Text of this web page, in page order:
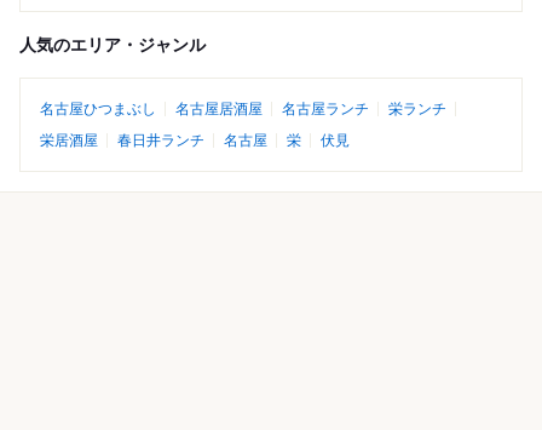
人気のエリア・ジャンル
名古屋ひつまぶし 名古屋居酒屋 名古屋ランチ
栄ランチ
栄居酒屋
春日井ランチ 名古屋 栄 伏見